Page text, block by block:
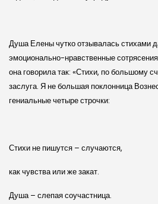
Душа Елены чутко отзывалась стихами
эмоционально-нравственные
она говорила так: «Стихи, по большому
заслуга. Я не большая поклонница
гениальные четыре строчки:
Стихи не пишутся – случаются,
как чувства или же закат.
Душа – слепая соучастница.